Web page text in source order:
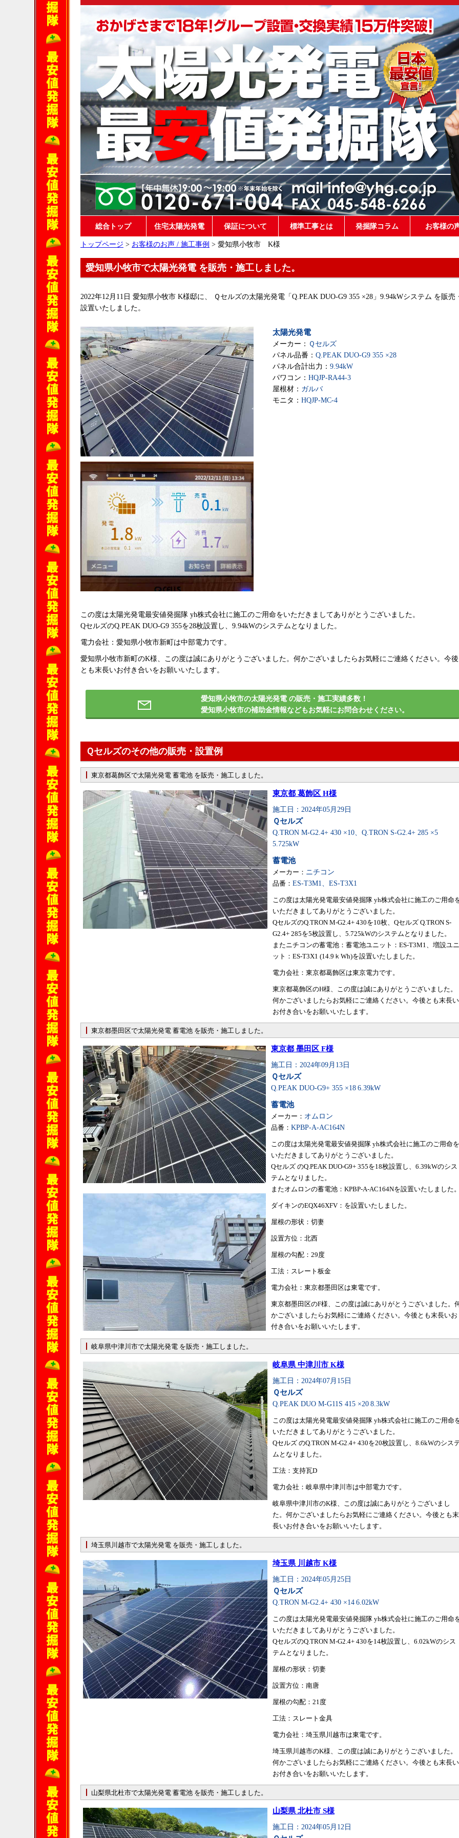
総合トップ 住宅太陽光発電 保証について 標準工事とは 発掘隊コラム お客様の
トップページ > お客様のお声 / 施工事例 > 愛知県小牧市 K様
愛知県小牧市で太陽光発電 を販売・施工しました。
2022年12月11日 愛知県小牧市 K様邸に、 Ｑセルズの太陽光発電「Q.PEAK DUO-G9 355 ×28」9.94kWシステム を販売
設置いたしました。
太陽光発電
メーカー： Ｑセルズ
パネル品番： Q.PEAK DUO-G9 355 ×28
パネル合計出力： 9.94kW
パワコン： HQJP-RA44-3
屋根材： ガルバ
モニタ： HQJP-MC-4
この度は太陽光発電最安値発掘隊 yh株式会社に施工のご用命をいただきましてありがとうございました。
QセルズのQ.PEAK DUO-G9 355を28枚設置し、9.94kWのシステムとなりました。
電力会社：愛知県小牧市新町は中部電力です。
愛知県小牧市新町のK様、この度は誠にありがとうございました。何かございましたらお気軽にご連絡ください。今後
とも末長いお付き合いをお願いいたします。
愛知県小牧市の太陽光発電 の販売・施工実績多数！
愛知県小牧市の補助金情報などもお気軽にお問合わせください。
Ｑセルズのその他の販売・設置例
東京都葛飾区で太陽光発電 蓄電池 を販売・施工しました。
東京都 葛飾区 H様
施工日：2024年05月29日
Ｑセルズ
Q.TRON M-G2.4+ 430 ×10、Q.TRON S-G2.4+ 285 ×5
5.725kW
蓄電池
メーカー： ニチコン
品番： ES-T3M1、ES-T3X1
この度は太陽光発電最安値発掘隊 yh株式会社に施工のご用命
いただきましてありがとうございました。
QセルズのQ.TRON M-G2.4+ 430を10枚、Qセルズ Q.TRON S-
G2.4+ 285を5枚設置し、5.725kWのシステムとなりました。
またニチコンの蓄電池：蓄電池ユニット：ES-T3M1、増設ユニ
ット：ES-T3X1 (14.9ｋWh)を設置いたしました。
電力会社：東京都葛飾区は東京電力です。
東京都葛飾区のH様、この度は誠にありがとうございました。
何かございましたらお気軽にご連絡ください。今後とも末長い
お付き合いをお願いいたします。
東京都墨田区で太陽光発電 蓄電池 を販売・施工しました。
東京都 墨田区 F様
施工日：2024年09月13日
Ｑセルズ
Q.PEAK DUO-G9+ 355 ×18 6.39kW
蓄電池
メーカー： オムロン
品番： KPBP-A-AC164N
この度は太陽光発電最安値発掘隊 yh株式会社に施工のご用命を
いただきましてありがとうございました。
Qセルズ のQ.PEAK DUO-G9+ 355を18枚設置し、6.39kWのシス
テムとなりました。
またオムロンの蓄電池：KPBP-A-AC164Nを設置いたしました
ダイキンのEQX46XFV：を設置いたしました。
屋根の形状：切妻
設置方位：北西
屋根の勾配：29度
工法：スレート板金
電力会社：東京都墨田区は東電です。
東京都墨田区のF様、この度は誠にありがとうございました。
かございましたらお気軽にご連絡ください。今後とも末長いお
付き合いをお願いいたします。
岐阜県中津川市で太陽光発電 を販売・施工しました。
岐阜県 中津川市 K様
施工日：2024年07月15日
Ｑセルズ
Q.PEAK DUO M-G11S 415 ×20 8.3kW
この度は太陽光発電最安値発掘隊 yh株式会社に施工のご用命
いただきましてありがとうございました。
Qセルズ のQ.TRON M-G2.4+ 430を20枚設置し、8.6kWのシス
ムとなりました。
工法：支持瓦D
電力会社：岐阜県中津川市は中部電力です。
岐阜県中津川市のK様、この度は誠にありがとうございまし
た。何かございましたらお気軽にご連絡ください。今後とも末
長いお付き合いをお願いいたします。
埼玉県川越市で太陽光発電 を販売・施工しました。
埼玉県 川越市 K様
施工日：2024年05月25日
Ｑセルズ
Q.TRON M-G2.4+ 430 ×14 6.02kW
この度は太陽光発電最安値発掘隊 yh株式会社に施工のご用命
いただきましてありがとうございました。
QセルズのQ.TRON M-G2.4+ 430を14枚設置し、6.02kWのシス
テムとなりました。
屋根の形状：切妻
設置方位：南唐
屋根の勾配：21度
工法：スレート金具
電力会社：埼玉県川越市は東電です。
埼玉県川越市のK様、この度は誠にありがとうございました。
何かございましたらお気軽にご連絡ください。今後とも末長い
お付き合いをお願いいたします。
山梨県北杜市で太陽光発電 蓄電池 を販売・施工しました。
山梨県 北杜市 S様
施工日：2024年05月12日